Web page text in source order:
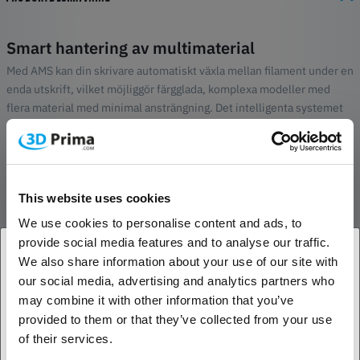
This website uses cookies
We use cookies to personalise content and ads, to
provide social media features and to analyse our traffic.
We also share information about your use of our site with
our social media, advertising and analytics partners who
may combine it with other information that you’ve
provided to them or that they’ve collected from your use
of their services.
Smart hantering av multimaterial
Med AMS kan din skrivare automatiskt växla mellan filament under en
enda utskrift, vilket möjliggör färgglada, komplexa modeller med
flera material med minimal ansträngning. Det intelligenta systemet
spårar filamentstatus, uppskattar återstående mängd och förhindrar
fel som trassel eller brott.
Varje AMS-modul rymmer upp till fyra spolar och upp till fyra AMS-
enheter kan användas samtidigt, vilket ger totalt sexton spolar för
utökade arbetsflöden med flera färger eller material. Den modulära
designen gör expansionen sömlös och utrymmeseffektiv.
Optimalt skydd av filament
Integrerade fuktsensorer och förseglade fack håller filamentet torrt
och klart, vilket skyddar materialets integritet även under långa eller
1. Är du en företagskund eller en privatkund?
Företagskund